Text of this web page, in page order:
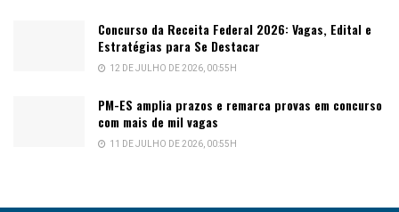
Concurso da Receita Federal 2026: Vagas, Edital e
Estratégias para Se Destacar
12 DE JULHO DE 2026, 00:55H
PM-ES amplia prazos e remarca provas em concurso
com mais de mil vagas
11 DE JULHO DE 2026, 00:55H